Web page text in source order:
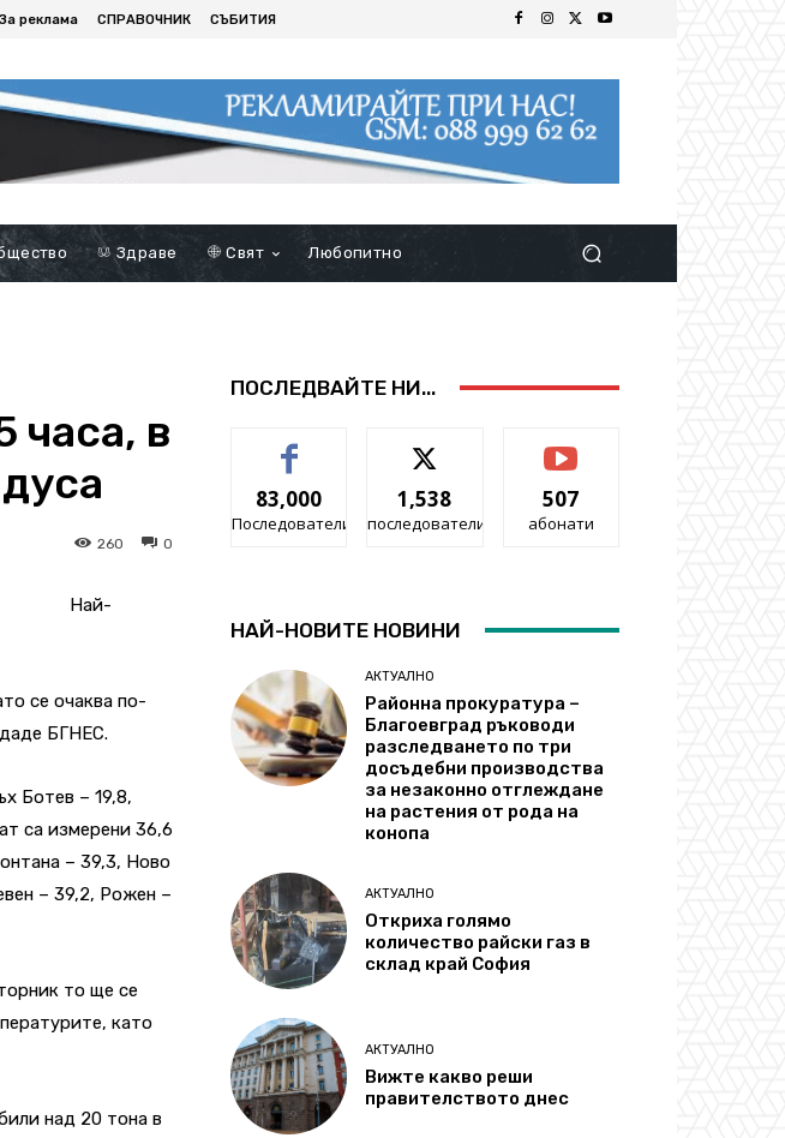
За реклама СПРАВОЧНИК СЪБИТИЯ
Здраве Свят Любопитно
часа, в
0
260
Най-
се очаква по-
БГНЕС.
Ботев – 19,8,
са измерени 36,6
– 39,3, Ново
– 39,2, Рожен –
то ще се
като
над 20 тона в
ПОСЛЕДВАЙТЕ НИ...
83,000
Последователи
1,538
последователи
507
абонати
НАЙ-НОВИТЕ НОВИНИ
АКТУАЛНО
Районна прокуратура –
Благоевград ръководи
разследването по три
досъдебни производства
за незаконно отглеждане
на растения от рода на
конопа
АКТУАЛНО
Откриха голямо
количество райски газ в
склад край София
АКТУАЛНО
Вижте какво реши
правителството днес